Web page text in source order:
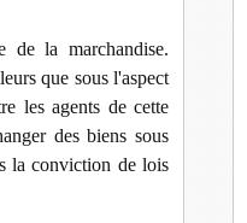
de la marchandise.
que sous l'aspect
les agents de cette
des biens sous
la conviction de lois